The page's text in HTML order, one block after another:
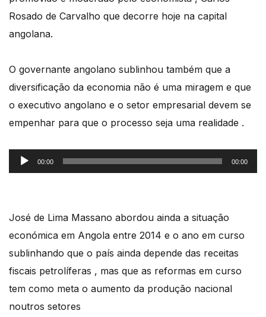
Rosado de Carvalho que decorre hoje na capital
angolana.
O governante angolano sublinhou também que a
diversificação da economia não é uma miragem e que
o executivo angolano e o setor empresarial devem se
empenhar para que o processo seja uma realidade .
Reprodutor
de
00:00 00:00
José de Lima Massano abordou ainda a situação
económica em Angola entre 2014 e o ano em curso
sublinhando que o país ainda depende das receitas
fiscais petrolíferas , mas que as reformas em curso
tem como meta o aumento da produção nacional
noutros setores